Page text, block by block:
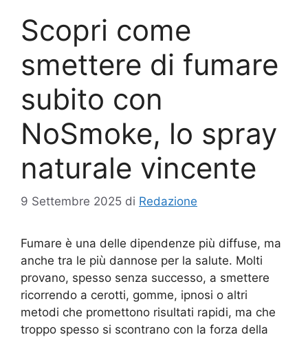
Scopri come
smettere di fumare
subito con
NoSmoke, lo spray
naturale vincente
9 Settembre 2025 di Redazione
Fumare è una delle dipendenze più diffuse, ma
anche tra le più dannose per la salute. Molti
provano, spesso senza successo, a smettere
ricorrendo a cerotti, gomme, ipnosi o altri
metodi che promettono risultati rapidi, ma che
troppo spesso si scontrano con la forza della